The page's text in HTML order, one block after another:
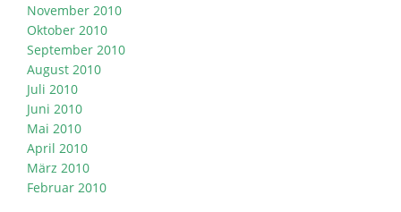
November 2010
Oktober 2010
September 2010
August 2010
Juli 2010
Juni 2010
Mai 2010
April 2010
März 2010
Februar 2010